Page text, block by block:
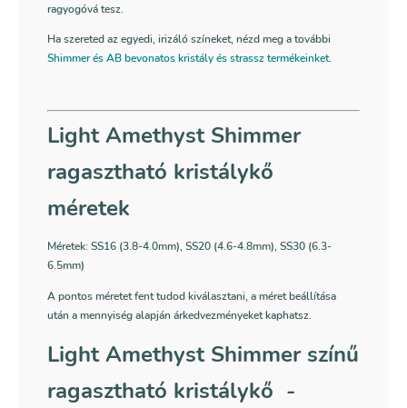
ragyogóvá tesz.
Ha szereted az egyedi, irizáló színeket, nézd meg a további
Shimmer és AB bevonatos kristály és strassz termékeinket.
Light Amethyst Shimmer
ragasztható kristálykő
méretek
Méretek: SS16 (3.8-4.0mm), SS20 (4.6-4.8mm), SS30 (6.3-
6.5mm)
A pontos méretet fent tudod kiválasztani, a méret beállítása
után a mennyiség alapján árkedvezményeket kaphatsz.
Light Amethyst Shimmer színű
ragasztható kristálykő -